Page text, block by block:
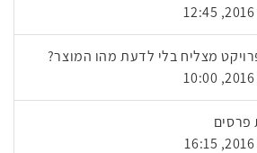
מצליח בלי לדעת מהו המוצר?
פרסים